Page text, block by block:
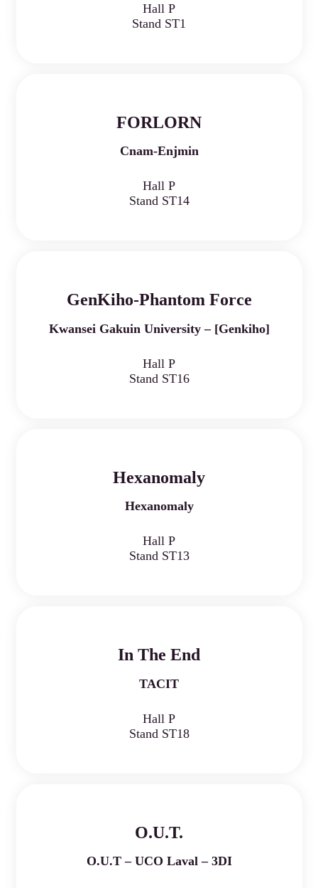
Hall P
Stand ST1
FORLORN
Cnam-Enjmin
Hall P
Stand ST14
GenKiho-Phantom Force
Kwansei Gakuin University – [Genkiho]
Hall P
Stand ST16
Hexanomaly
Hexanomaly
Hall P
Stand ST13
In The End
TACIT
Hall P
Stand ST18
O.U.T.
O.U.T – UCO Laval – 3DI